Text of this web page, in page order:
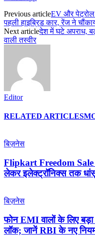
Previous articleEV और पेट्रोल
पहली हाइब्रिड कार, रेंज ने
Next articleदेश में घटे अपराध,
वाली तस्वीर
Editor
RELATED ARTICLES
बिज़नेस
Flipkart Freedom
लेकर इलेक्ट्रॉनिक्स तक
बिज़नेस
फोन EMI वालों के लिए
लॉक; जानें RBI के नए नियम